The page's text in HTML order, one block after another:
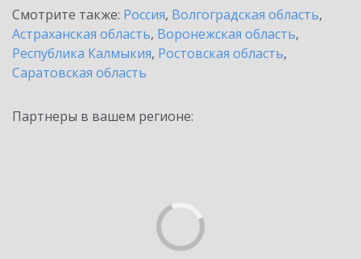
Смотрите также: Россия, Волгоградская область,
Астраханская область, Воронежская область,
Республика Калмыкия, Ростовская область,
Саратовская область
Партнеры в вашем регионе: